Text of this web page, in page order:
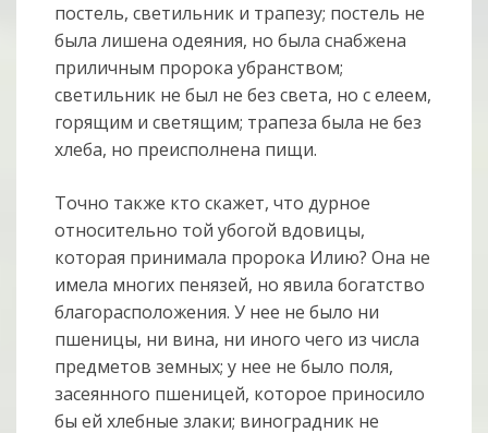
постель, светильник и трапезу; постель не
была лишена одеяния, но была снабжена
приличным пророка убранством;
светильник не был не без света, но с елеем,
горящим и светящим; трапеза была не без
хлеба, но преисполнена пищи.
Точно также кто скажет, что дурное
относительно той убогой вдовицы,
которая принимала пророка Илию? Она не
имела многих пенязей, но явила богатство
благорасположения. У нее не было ни
пшеницы, ни вина, ни иного чего из числа
предметов земных; у нее не было поля,
засеянного пшеницей, которое приносило
бы ей хлебные злаки; виноградник не